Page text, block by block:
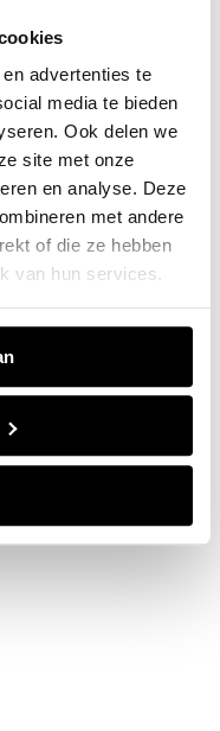
advertenties te
media te bieden
Ook delen we
site met onze
en analyse. Deze
met andere
of die ze hebben
van hun services.
has occurred while
consolefor more